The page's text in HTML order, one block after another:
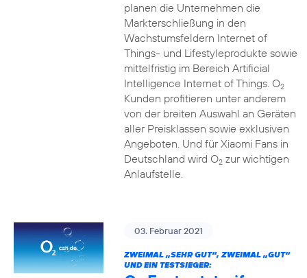
planen die Unternehmen die
Markterschließung in den
Wachstumsfeldern Internet of
Things- und Lifestyleprodukte sowie
mittelfristig im Bereich Artificial
Intelligence Internet of Things. O2
Kunden profitieren unter anderem
von der breiten Auswahl an Geräten
aller Preisklassen sowie exklusiven
Angeboten. Und für Xiaomi Fans in
Deutschland wird O2zur wichtigen
Anlaufstelle.
03. Februar 2021
ZWEIMAL „SEHR GUT“, ZWEIMAL „GUT“
UND EIN TESTSIEGER: